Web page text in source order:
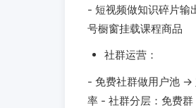
- 短视频做知识碎片
号橱窗挂载课程商品
社群运营：
- 免费社群做用户池 →
率 - 社群分层：免费